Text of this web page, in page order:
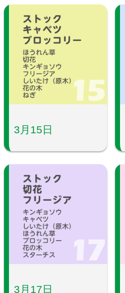
3月15日
3月17日